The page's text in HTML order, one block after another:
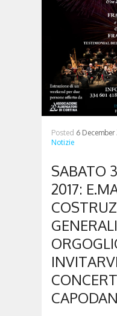
Posted 6 December
Notizie
SABATO
2017: